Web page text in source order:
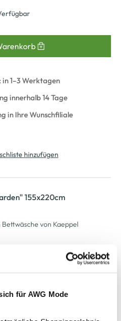
für AWG Mode
in 1–3 Werktagen
innerhalb 14 Tage
in Ihre Wunschfiliale
hinzufügen
155x220cm
von Kaeppel